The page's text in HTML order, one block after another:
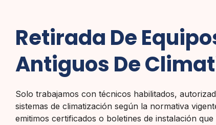
Retirada De
Antiguos De
Solo trabajamos con técnicos habilitados,
sistemas de climatización según la normativa
emitimos certificados o boletines de instalación